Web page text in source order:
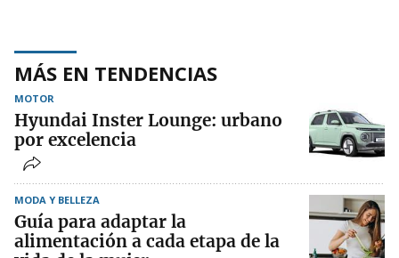
MÁS EN TENDENCIAS
MOTOR
Hyundai Inster Lounge: urbano
por excelencia
MODA Y BELLEZA
Guía para adaptar la
alimentación a cada etapa de la